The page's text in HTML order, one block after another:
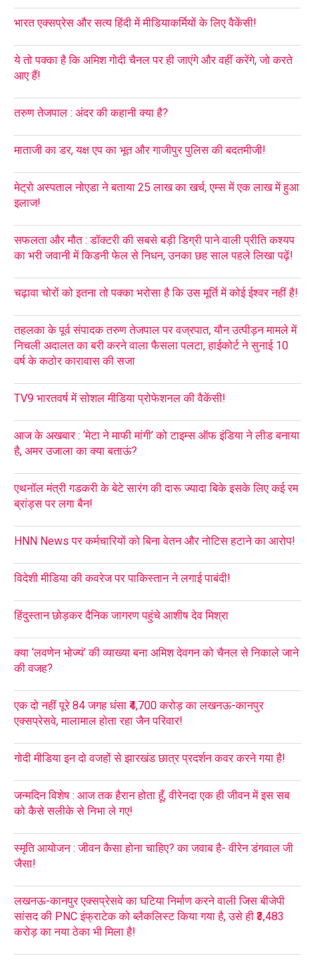
भारत एक्सप्रेस और सत्य हिंदी में मीडियाकर्मियों के लिए वैकेंसी!
ये तो पक्का है कि अमिश गोदी चैनल पर ही जाएंगे और वहीं करेंगे, जो करते
आए हैं!
तरुण तेजपाल : अंदर की कहानी क्या है?
माताजी का डर, यक्ष एप का भूत और गाजीपुर पुलिस की बदतमीजी!
मेट्रो अस्पताल नोएडा ने बताया 25 लाख का खर्च, एम्स में एक लाख में हुआ
इलाज!
सफलता और मौत : डॉक्टरी की सबसे बड़ी डिग्री पाने वाली प्रीति कश्यप
का भरी जवानी में किडनी फेल से निधन, उनका छह साल पहले लिखा पढ़ें!
चढ़ावा चोरों को इतना तो पक्का भरोसा है कि उस मूर्ति में कोई ईश्वर नहीं है!
तहलका के पूर्व संपादक तरुण तेजपाल पर वज्रपात, यौन उत्पीड़न मामले में
निचली अदालत का बरी करने वाला फैसला पलटा, हाईकोर्ट ने सुनाई 10
वर्ष के कठोर कारावास की सजा
TV9 भारतवर्ष में सोशल मीडिया प्रोफेशनल की वैकेंसी!
आज के अखबार : ‘मेटा ने माफी मांगी’ को टाइम्स ऑफ इंडिया ने लीड बनाया
है, अमर उजाला का क्या बताऊं?
एथनॉल मंत्री गडकरी के बेटे सारंग की दारू ज्यादा बिके इसके लिए कई रम
ब्रांड्स पर लगा बैन!
HNN News पर कर्मचारियों को बिना वेतन और नोटिस हटाने का आरोप!
विदेशी मीडिया की कवरेज पर पाकिस्तान ने लगाई पाबंदी!
हिंदुस्तान छोड़कर दैनिक जागरण पहुंचे आशीष देव मिश्रा
क्या ‘लवणेन भोज्यं’ की व्याख्या बना अमिश देवगन को चैनल से निकाले जाने
की वजह?
एक दो नहीं पूरे 84 जगह धंसा ₹4,700 करोड़ का लखनऊ-कानपुर
एक्सप्रेसवे, मालामाल होता रहा जैन परिवार!
गोदी मीडिया इन दो वजहों से झारखंड छात्र प्रदर्शन कवर करने गया है!
जन्मदिन विशेष : आज तक हैरान होता हूँ, वीरेनदा एक ही जीवन में इस सब
को कैसे सलीके से निभा ले गए!
स्मृति आयोजन : जीवन कैसा होना चाहिए? का जवाब है- वीरेन डंगवाल जी
जैसा!
लखनऊ-कानपुर एक्सप्रेसवे का घटिया निर्माण करने वाली जिस बीजेपी
सांसद की PNC इंफ्राटेक को ब्लैकलिस्ट किया गया है, उसे ही ₹3,483
करोड़ का नया ठेका भी मिला है!